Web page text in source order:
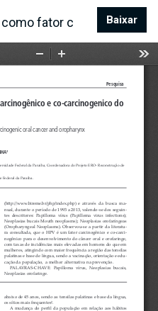
fator carcinogênico
Baixar